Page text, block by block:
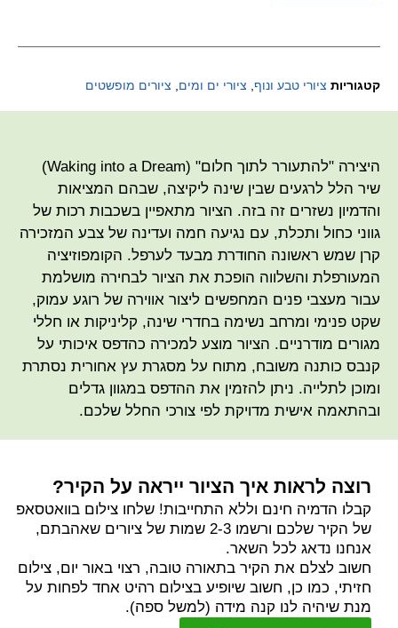
קטגוריות ציורי טבע ונוף, ציורי ים ומים, ציורים מופשטים
היצירה "להתעורר לתוך חלום" (Waking into a Dream)
שיר הלל לרגעים שבין שינה ליקיצה, שבהם המציאות
והדמיון נשזרים זה בזה. הציור מתאפיין בשכבות רכות של
גווני כחול ותכלת, עם נגיעה חמה ועדינה של צבע המזכירה
קרן שמש ראשונה החודרת מבעד לערפל. הקומפוזיציה
המעורפלת והשלווה הופכת את הציור לבחירה מושלמת
עבור מעצבי פנים המחפשים ליצור אווירה של רוגע עמוק,
שקט פנימי ומרחב נשימה בחדרי שינה, קליניקות או חללי
מגורים מודרניים. הציור מוצע למכירה כהדפס איכותי על
קנבס כותנה משובח, מתוח על מסגרת עץ אחורית נסתרת
ומוכן לתלייה. ניתן להזמין את ההדפס במגוון גדלים
ובהתאמה אישית מדויקת לפי צורכי החלל שלכם.
רוצה לראות איך הציור ייראה על הקיר?
קבלו הדמיה חינם וללא התחייבות! שלחו צילום בוואטסאפ
של הקיר שלכם ורשמו 2-3 שמות של ציורים שאהבתם,
אנחנו נדאג לכל השאר.
חשוב לצלם את הקיר בתאורה טובה, רצוי באור יום, צילום
חזיתי, כמו כן, חשוב שיופיע בצילום רהיט אחד לפחות על
מנת שיהיה לנו קנה מידה (למשל ספה).